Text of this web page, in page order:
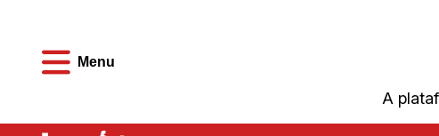
Menu
A